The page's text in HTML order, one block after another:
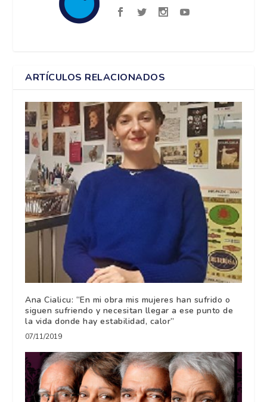
ARTÍCULOS RELACIONADOS
Ana Cialicu: “En mi obra mis mujeres han sufrido o
siguen sufriendo y necesitan llegar a ese punto de
la vida donde hay estabilidad, calor”
07/11/2019